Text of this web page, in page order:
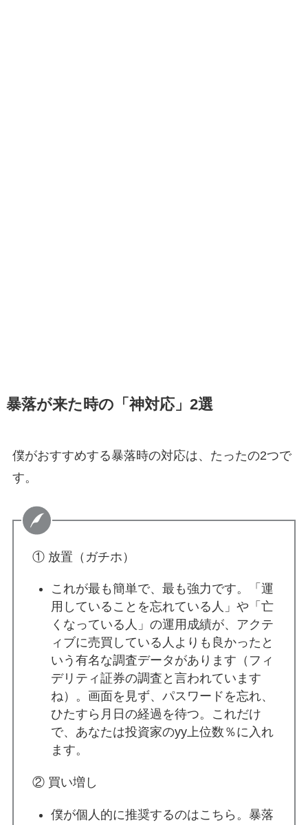
暴落が来た時の「神対応」2選
僕がおすすめする暴落時の対応は、たったの2つで
す。
① 放置（ガチホ）
これが最も簡単で、最も強力です。「運
用していることを忘れている人」や「亡
くなっている人」の運用成績が、アクテ
ィブに売買している人よりも良かったと
いう有名な調査データがあります（フィ
デリティ証券の調査と言われています
ね）。画面を見ず、パスワードを忘れ、
ひたすら月日の経過を待つ。これだけ
で、あなたは投資家のyy上位数％に入れ
ます。
② 買い増し
僕が個人的に推奨するのはこちら。暴落